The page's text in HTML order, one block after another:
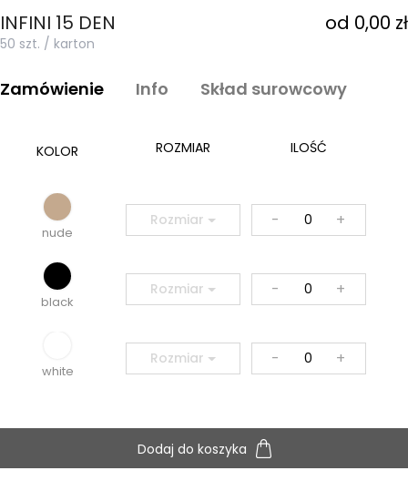
INFINI 15 DEN od 0,00 zł
50 szt. / karton
Zamówienie Info Skład surowcowy
KOLOR ROZMIAR ILOŚĆ
nude
Rozmiar - +
black
Rozmiar - +
white
Rozmiar - +
Dodaj do koszyka